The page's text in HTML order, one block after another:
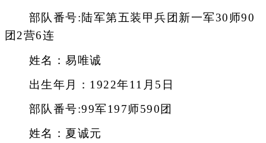
部队番号:陆军第五装甲兵团新一军30师90
团2营6连
姓名：易唯诚
出生年月：1922年11月5日
部队番号:99军197师590团
姓名：夏诚元